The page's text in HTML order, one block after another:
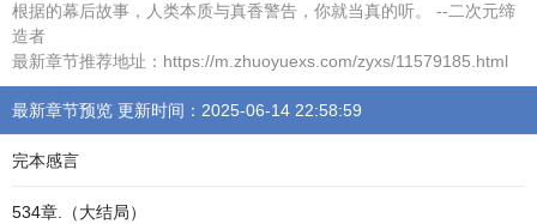
根据的幕后故事，人类本质与真香警告，你就当真的听。 --二次元缔
造者
最新章节推荐地址：https://m.zhuoyuexs.com/zyxs/11579185.html
最新章节预览 更新时间：2025-06-14 22:58:59
完本感言
534章.（大结局）